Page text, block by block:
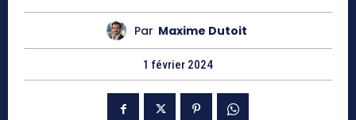
Par Maxime Dutoit
1 février 2024